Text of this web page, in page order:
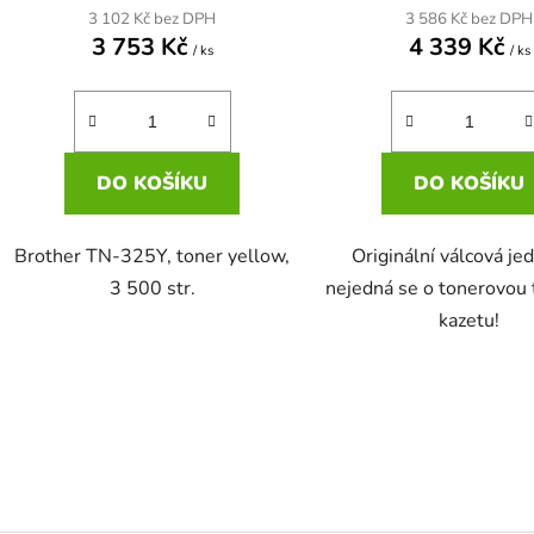
3 102 Kč bez DPH
3 753 Kč / ks
DO KOŠÍKU
Brother TN-325Y, toner yellow,
3 500 str.
3 586 Kč bez DPH
4 339 Kč / ks
DO KOŠÍKU
Originální válcová
nejedná se o tonerovou
kazetu!